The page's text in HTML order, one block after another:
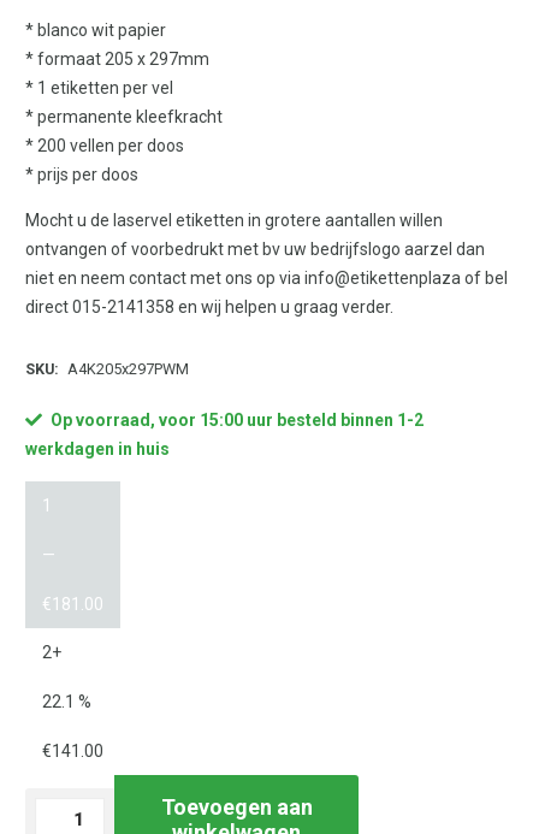
* blanco wit papier
* formaat 205 x 297mm
* 1 etiketten per vel
* permanente kleefkracht
* 200 vellen per doos
* prijs per doos
Mocht u de laservel etiketten in grotere aantallen willen
ontvangen of voorbedrukt met bv uw bedrijfslogo aarzel dan
niet en neem contact met ons op via info@etikettenplaza of bel
direct 015-2141358 en wij helpen u graag verder.
SKU: A4K205x297PWM
Op voorraad, voor 15:00 uur besteld binnen 1-2
werkdagen in huis
1
—
€181.00
2+
22.1 %
€141.00
Laservel
Toevoegen aan